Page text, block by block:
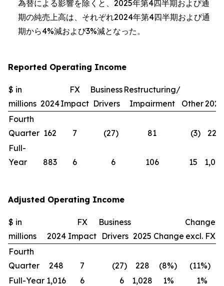
為替による影響を除くと、2025年第4四半期および通
期の純売上高は、それぞれ2024年第4四半期および通
期から4%減および3%減となった。
Reported Operating Income
$ in
millions 2024
FX
Impact
Business
Drivers
Restructuring/
Impairment
Other2025
Fourth
Quarter 162 7 (27) 81 (3)
220
Full-
Year
883 6 6 106 15 1,016
Adjusted Operating Income
$ in
millions
2024
FX
Impact
Business
Drivers 2025 Change
Change
excl. FX
Fourth
Quarter
248 7 (27) 228 (8%) (11%)
Full-Year 1,016 6 6 1,028 1% 1%